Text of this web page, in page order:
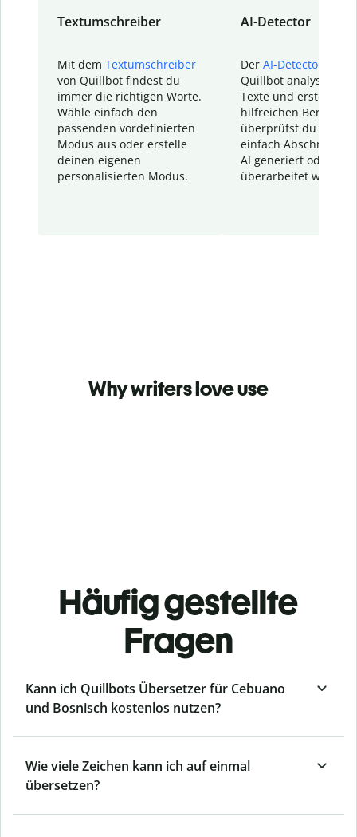
Textumschreiber
Mit dem Textumschreiber
von Quillbot findest du
immer die richtigen Worte.
Wähle einfach den
passenden vordefinierten
Modus aus oder erstelle
deinen eigenen
personalisierten Modus.
AI-Detector
Der AI-Detector
Quillbot analysiert
Texte und erstellt
hilfreichen Bericht.
überprüfst du
einfach Abschnitte,
AI generiert oder
überarbeitet wurden.
Why writers love use
Häufig gestellte
Fragen
Kann ich Quillbots Übersetzer für Cebuano
und Bosnisch kostenlos nutzen?
Wie viele Zeichen kann ich auf einmal
übersetzen?